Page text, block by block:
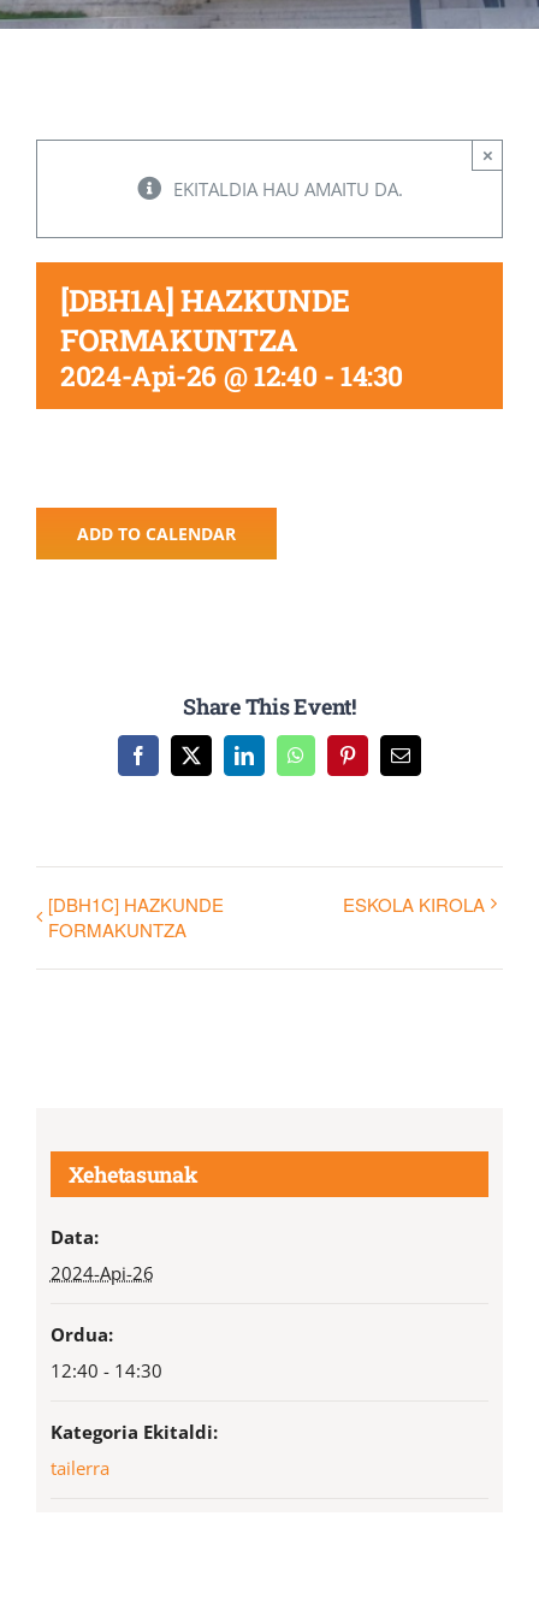
EKITALDIA HAU AMAITU DA.
×
[DBH1A] HAZKUNDE
FORMAKUNTZA
2024-Api-26 @ 12:40 -14:30
ADD TO CALENDAR
Share This Event!
Facebook
X LinkedInWhatsAppPinterestEmail
[DBH1C] HAZKUNDE
FORMAKUNTZA
ESKOLA KIROLA
Xehetasunak
Data:
2024-Api-26
Ordua:
12:40 - 14:30
Kategoria Ekitaldi:
tailerra